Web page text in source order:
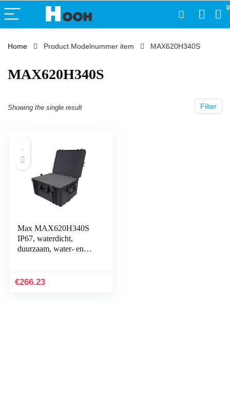
0
Home Product Modelnummer item ‎MAX620H340S
‎MAX620H340S
Filter
Showing the single result
Max MAX620H340S
IP67, waterdicht,
duurzaam, water- en
box/trekgreep van
€266.23